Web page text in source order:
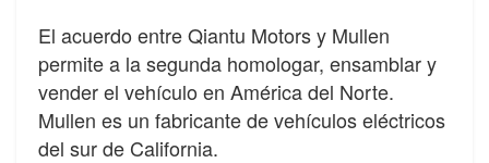
El acuerdo entre Qiantu Motors y Mullen
permite a la segunda homologar, ensamblar y
vender el vehículo en América del Norte.
Mullen es un fabricante de vehículos eléctricos
del sur de California.